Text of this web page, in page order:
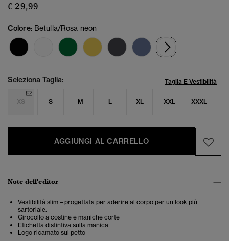
€ 29,99
Colore: Betulla/Rosa neon
Seleziona Taglia: Taglia E Vestibilità
XS S M L XL XXL XXXL
AGGIUNGI AL CARRELLO
Note dell'editor
Vestibilità slim – progettata per aderire al corpo per un look più
sartoriale.
Girocollo a costine e maniche corte
Etichetta distintiva sulla manica
Logo ricamato sul petto